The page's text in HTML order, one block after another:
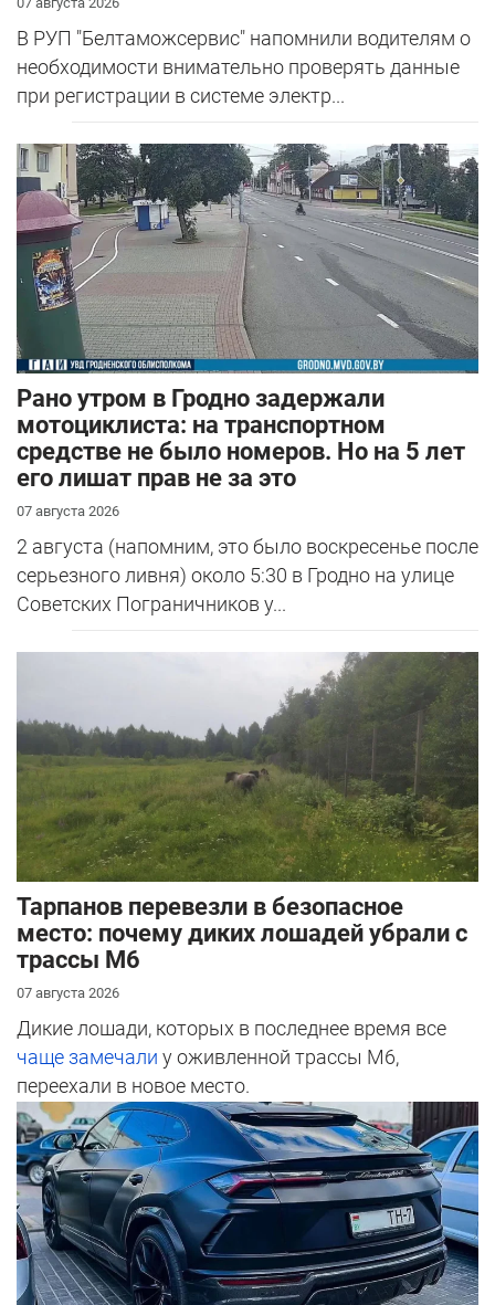
В РУП "Белтаможсервис" напомнили водителям о
необходимости внимательно проверять данные
при регистрации в системе электр...
Рано утром в Гродно задержали
мотоциклиста: на транспортном
средстве не было номеров. Но на 5 лет
его лишат прав не за это
07 августа 2026
2 августа (напомним, это было воскресенье после
серьезного ливня) около 5:30 в Гродно на улице
Советских Пограничников у...
Тарпанов перевезли в безопасное
место: почему диких лошадей убрали с
трассы М6
07 августа 2026
Дикие лошади, которых в последнее время все
чаще замечали у оживленной трассы М6,
переехали в новое место.